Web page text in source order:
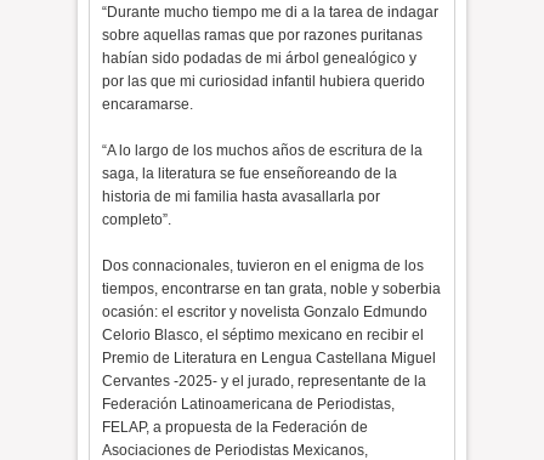
“Durante mucho tiempo me di a la tarea de indagar
sobre aquellas ramas que por razones puritanas
habían sido podadas de mi árbol genealógico y
por las que mi curiosidad infantil hubiera querido
encaramarse.
“A lo largo de los muchos años de escritura de la
saga, la literatura se fue enseñoreando de la
historia de mi familia hasta avasallarla por
completo”.
Dos connacionales, tuvieron en el enigma de los
tiempos, encontrarse en tan grata, noble y soberbia
ocasión: el escritor y novelista Gonzalo Edmundo
Celorio Blasco, el séptimo mexicano en recibir el
Premio de Literatura en Lengua Castellana Miguel
Cervantes -2025- y el jurado, representante de la
Federación Latinoamericana de Periodistas,
FELAP, a propuesta de la Federación de
Asociaciones de Periodistas Mexicanos,